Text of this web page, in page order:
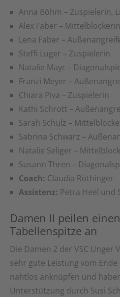
Anna Böhm – Zuspielerin,
Alex Faber – Mittelblockerin
Lena Faber –
Steffi Luger – Zuspielerin
Natalie Mayr –
Franzi Meyer –
Chiara Piva – Zuspielerin
Kathi Schrott –
Sarah Schulz –
Sabrina Schwarz –
Natalie Seliger –
Susann Thren –
Coach: Claudia Röthinger
Assistenz: Petra Heel und
Damen II peilen
Tabellenspitze an
Die Damen 2 der VSC Unger
sehr gute Leistung vom
nahtlos anknüpfen und
Unterstützung durch Susi